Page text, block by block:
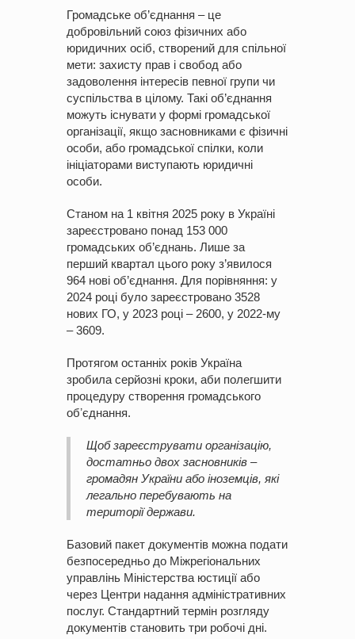
Громадське об’єднання – це
добровільний союз фізичних або
юридичних осіб, створений для спільної
мети: захисту прав і свобод або
задоволення інтересів певної групи чи
суспільства в цілому. Такі об’єднання
можуть існувати у формі громадської
організації, якщо засновниками є фізичні
особи, або громадської спілки, коли
ініціаторами виступають юридичні
особи.
Станом на 1 квітня 2025 року в Україні
зареєстровано понад 153 000
громадських об’єднань. Лише за
перший квартал цього року з’явилося
964 нові об’єднання. Для порівняння: у
2024 році було зареєстровано 3528
нових ГО, у 2023 році – 2600, у 2022-му
– 3609.
Протягом останніх років Україна
зробила серйозні кроки, аби полегшити
процедуру створення громадського
обʼєднання.
Щоб зареєструвати організацію,
достатньо двох засновників –
громадян України або іноземців, які
легально перебувають на
території держави.
Базовий пакет документів можна подати
безпосередньо до Міжрегіональних
управлінь Міністерства юстиції або
через Центри надання адміністративних
послуг. Стандартний термін розгляду
документів становить три робочі дні.